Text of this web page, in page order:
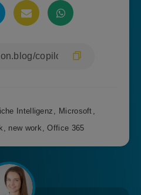
Intelligenz , Microsoft ,
new work ,Office 365